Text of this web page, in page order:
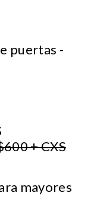
puertas -
+ CXS
mayores